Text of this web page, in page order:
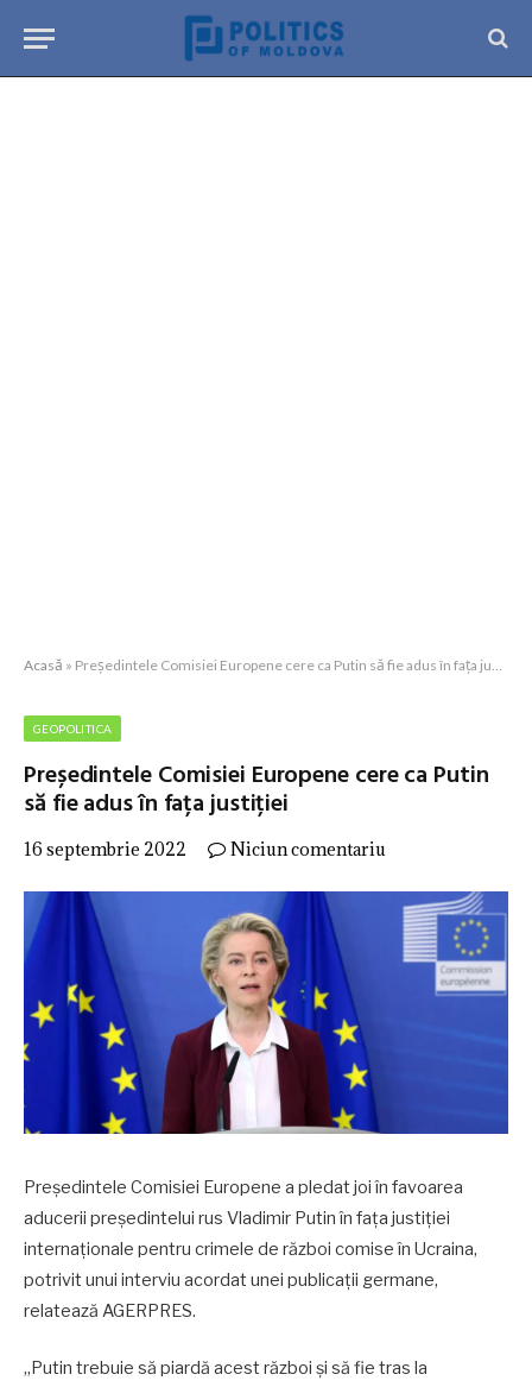
Acasă » Președintele Comisiei Europene cere ca Putin să fie adus în fața justiției
GEOPOLITICA
Președintele Comisiei Europene cere ca Putin
să fie adus în fața justiției
16 septembrie 2022 Niciun comentariu
Președintele Comisiei Europene a pledat joi în favoarea
aducerii președintelui rus Vladimir Putin în fața justiției
internaționale pentru crimele de război comise în Ucraina,
potrivit unui interviu acordat unei publicații germane,
relatează AGERPRES.
„Putin trebuie să piardă acest război și să fie tras la